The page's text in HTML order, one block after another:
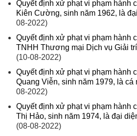
Quyết định xử phạt vi phạm hành
Kiên Cường, sinh năm 1962, là
08-2022)
Quyết định xử phạt vi phạm hành
TNHH Thương mại Dịch vụ Giải
(10-08-2022)
Quyết định xử phạt vi phạm hành
Quang Viễn, sinh năm 1979, là cá
08-2022)
Quyết định xử phạt vi phạm hành
Thị Hảo, sinh năm 1974, là đại
(08-08-2022)